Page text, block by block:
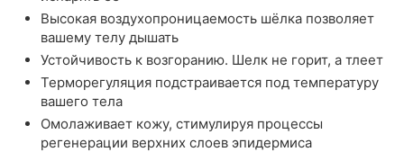
Высокая воздухопроницаемость шёлка позволяет
вашему телу дышать
Устойчивость к возгоранию. Шелк не горит, а тлеет
Терморегуляция подстраивается под температуру
вашего тела
Омолаживает кожу, стимулируя процессы
регенерации верхних слоев эпидермиса